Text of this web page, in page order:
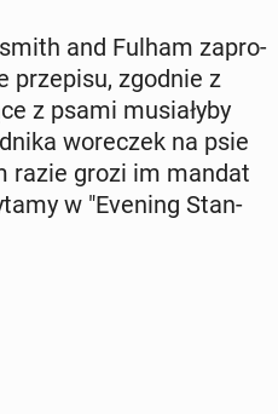
and Fulham za­pro­
prze­pi­su, zgodnie z
z psami mu­sia­ły­by
wo­re­czek na psie
razie grozi im mandat
w "Evening Stan­